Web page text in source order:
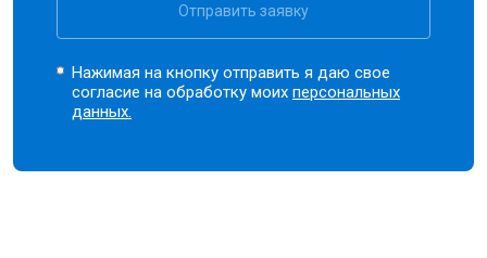
Отправить заявку
Нажимая на кнопку отправить я даю свое
согласие на обработку моихперсональных
данных.